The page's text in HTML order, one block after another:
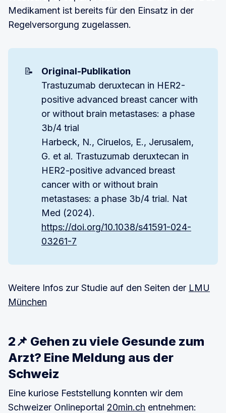
Medikament ist bereits für den Einsatz in der
Regelversorgung zugelassen.
📝
Original-Publikation
Trastuzumab deruxtecan in HER2-
positive advanced breast cancer with
or without brain metastases: a phase
3b/4 trial
Harbeck, N., Ciruelos, E., Jerusalem,
G. et al. Trastuzumab deruxtecan in
HER2-positive advanced breast
cancer with or without brain
metastases: a phase 3b/4 trial. Nat
Med (2024).
https://doi.org/10.1038/s41591-024-
03261-7
Weitere Infos zur Studie auf den Seiten der LMU
München
2📌 Gehen zu viele Gesunde zum
Arzt? Eine Meldung aus der
Schweiz
Eine kuriose Feststellung konnten wir dem
Schweizer Onlineportal 20min.ch entnehmen: